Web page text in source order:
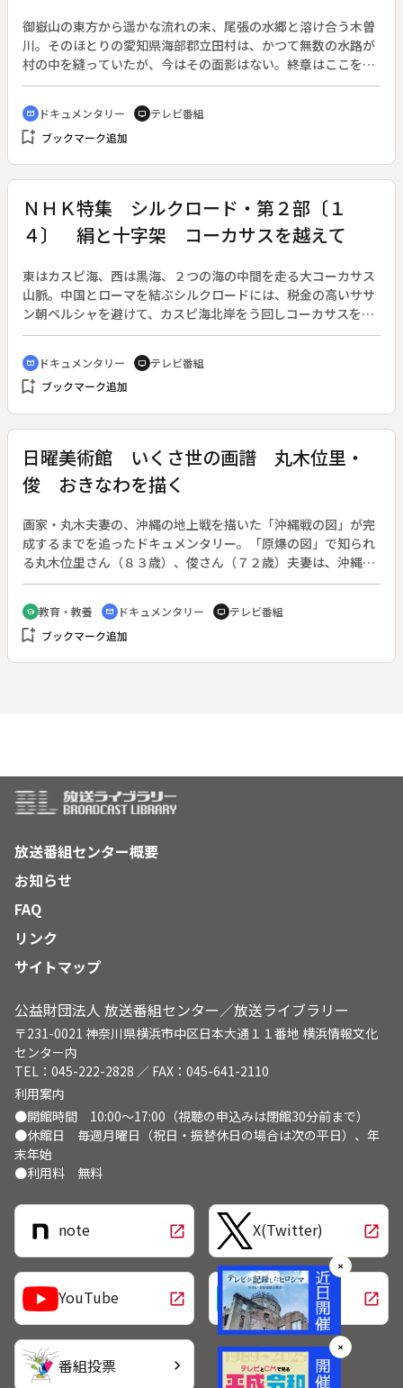
御嶽山の東方から遥かな流れの末、尾張の水郷と溶け合う木曽
川。そのほとりの愛知県海部郡立田村は、かつて無数の水路が
村の中を縫っていたが、今はその面影はない。終章はここを舞
台に、尾張の水郷の風情を情緒豊かにうたいあげる。◆「水の
恵みと水へのいらだちが、ないまぜになって過ごしてきた水郷
の人々の暮らし。そこには川への思慕と感謝と恐れが、四季
折々にすきまなく張り詰めた日本の四季があった」と結ぶ。◆
cinematic_blur ドキュメンタリー tv テレビ番組
bookmark_add ブックマーク追加
ＮＨＫ特集 シルクロード・第２部〔１
４〕 絹と十字架 コーカサスを越えて
東はカスピ海、西は黒海、２つの海の中間を走る大コーカサス
山脈。中国とローマを結ぶシルクロードには、税金の高いササ
ン朝ペルシャを避けて、カスピ海北岸をう回しコーカサスを縦
断する道があった。コーカサス北ろくの遺跡で、唐時代の中国
製の絹と漢字が書かれた紙片が出土した。中国製絹が発見され
た地点としてはシルクロードの最西端。古来、東西の戦いの歴
史を刻んできた地帯である。アゼルバイジャン、アルメニアを
間）、ワルジア岩窟都市の遺跡、シエマハ門、アルメニア使徒
東方聖教会
cinematic_blur ドキュメンタリー tv テレビ番組
bookmark_add ブックマーク追加
日曜美術館 いくさ世の画譜 丸木位里・
俊 おきなわを描く
画家・丸木夫妻の、沖縄の地上戦を描いた「沖縄戦の図」が完
成するまでを追ったドキュメンタリー。「原爆の図」で知られ
る丸木位里さん（８３歳）、俊さん（７２歳）夫妻は、沖縄に
渡り、縦４ｍ×横８．５ｍという大作に取り組んだ。「沖縄戦
を描くことこそ、戦争の本当の姿を描くことになると気づいた
から」という。夫妻は那覇市の首里に滞在し、戦争の爪痕の残
る沖縄各地を訪ね歩いた。そして人々の証言を基に、スケッチ
school 教育・教養 cinematic_blur ドキュメンタリー tv テレビ番組
bookmark_add ブックマーク追加
放送番組センター概要
お知らせ
FAQ
リンク
サイトマップ
公益財団法人 放送番組センター／放送ライブラリー
〒231-0021 神奈川県横浜市中区日本大通１１番地 横浜情報文化
センター内
TEL：045-222-2828 ／ FAX：045-641-2110
利用案内
●開館時間 10:00～17:00（視聴の申込みは閉館30分前まで）
●休館日 毎週月曜日（祝日・振替休日の場合は次の平日）、年
末年始
●利用料 無料
note open_in_new X(Twitter) open_in_new
YouTube open_in_new LINE open_in_new
番組投票 chevron_right
✕
✕